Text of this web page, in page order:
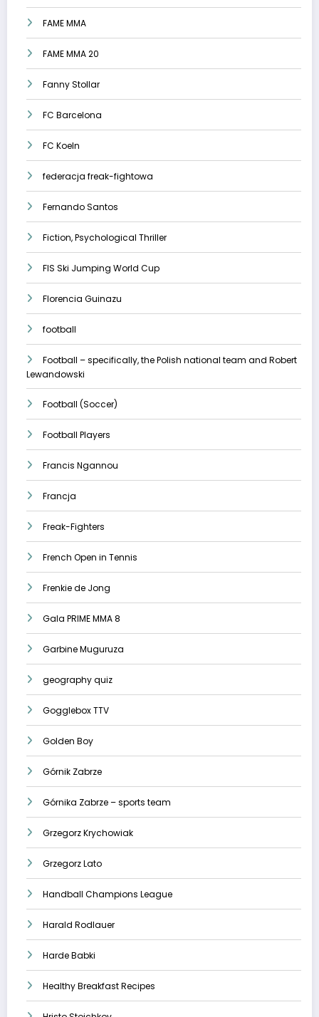
FAME MMA
FAME MMA 20
Fanny Stollar
FC Barcelona
FC Koeln
federacja freak-fightowa
Fernando Santos
Fiction, Psychological Thriller
FIS Ski Jumping World Cup
Florencia Guinazu
football
Football – specifically, the Polish national team and Robert
Lewandowski
Football (Soccer)
Football Players
Francis Ngannou
Francja
Freak-Fighters
French Open in Tennis
Frenkie de Jong
Gala PRIME MMA 8
Garbine Muguruza
geography quiz
Gogglebox TTV
Golden Boy
Górnik Zabrze
Górnika Zabrze – sports team
Grzegorz Krychowiak
Grzegorz Lato
Handball Champions League
Harald Rodlauer
Harde Babki
Healthy Breakfast Recipes